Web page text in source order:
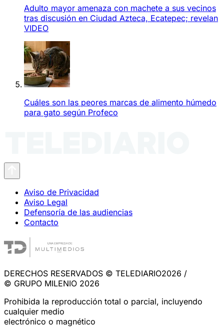
Adulto mayor amenaza con machete a sus vecinos
tras discusión en Ciudad Azteca, Ecatepec; revelan
VIDEO
Cuáles son las peores marcas de alimento húmedo
para gato según Profeco
Aviso de Privacidad
Aviso Legal
Defensoría de las audiencias
Contacto
DERECHOS RESERVADOS © TELEDIARIO2026 /
© GRUPO MILENIO 2026
Prohibida la reproducción total o parcial, incluyendo
cualquier medio
electrónico o magnético